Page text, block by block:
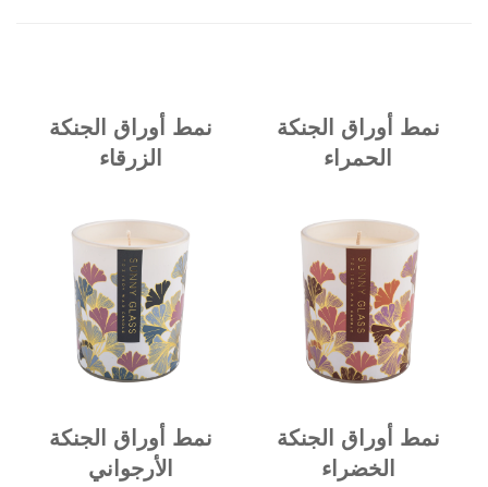
نمط أوراق الجنكة
الزرقاء
نمط أوراق الجنكة
الحمراء
نمط أوراق الجنكة
الأرجواني
نمط أوراق الجنكة
الخضراء